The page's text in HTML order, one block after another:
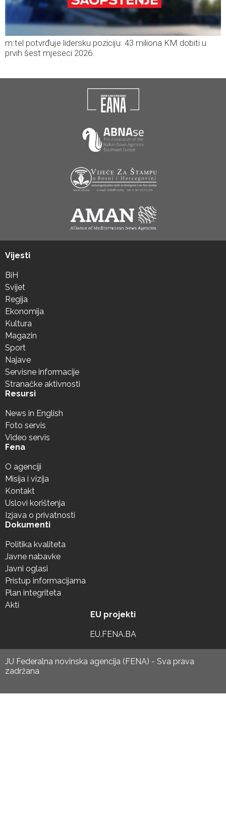
m:tel potvrđuje lidersku poziciju: 43 miliona KM dobiti u
prvih šest mjeseci 2026.
Vijesti
BiH
Svijet
Regija
Ekonomija
Kultura
Magazin
Sport
Najave
Servisne informacije
Stranačke aktivnosti
Resursi
News in English
Foto servis
Video servis
Fena
O agenciji
Misija i vizija
Kontakt
Uslovi korištenja
Izjava o privatnosti
Dokumenti
Politika kvaliteta
Javne nabavke
Javni oglasi
Pristup informacijama
Plan integriteta
Akti
EU projekti
EU.FENA.BA
JU Federalna novinska agencija (FENA) - Sva prava
zadržana